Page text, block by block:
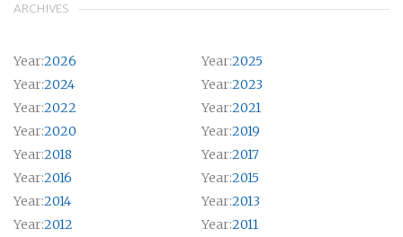
ARCHIVES
Year:2026 Year:2025
Year:2024 Year:2023
Year:2022 Year:2021
Year:2020 Year:2019
Year:2018 Year:2017
Year:2016 Year:2015
Year:2014 Year:2013
Year:2012 Year:2011